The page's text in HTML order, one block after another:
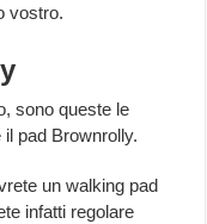
vostro.
sono queste le
pad Brownrolly.
un walking pad
infatti regolare